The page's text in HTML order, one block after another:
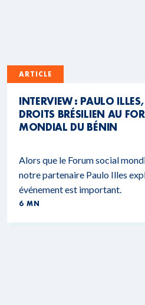
ARTICLE
INTERVIEW : PAULO ILLES,
DROITS BRÉSILIEN AU
MONDIAL DU BÉNIN
Alors que le Forum social
notre partenaire Paulo Illes
événement est important.
6 MN